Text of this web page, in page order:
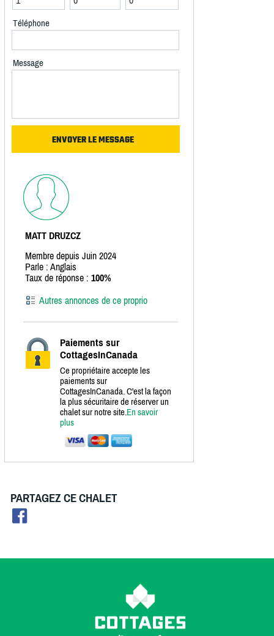
Téléphone
Message
MATT DRUZCZ
Membre depuis Juin 2024
Parle : Anglais
Taux de réponse : 100%
Autres annonces de ce proprio
Paiements sur
CottagesInCanada
Ce propriétaire accepte les
paiements sur
CottagesInCanada. C'est la façon
la plus sécuritaire de réserver un
chalet sur notre site.En savoir
plus
PARTAGEZ CE CHALET